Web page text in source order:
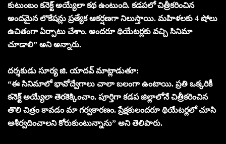
కుటుంబం కనెక్ట్ అయ్యేలా కథ ఉంటుంది. కడపలో చిత్రీకరించిన
అందమైన లొకేషన్లు ప్రత్యేక ఆకర్షణగా నిలుస్తాయి. మహిళలకు 4 షోలు
ఉచితంగా ఏర్పాటు చేశాం. అందరూ థియేటర్లకు వచ్చి సినిమా
చూడాలి” అని అన్నారు.
దర్శకుడు సూర్య జి. యాదవ్ మాట్లాడుతూ:
“ఈ సినిమాలో భావోద్వేగాలు చాలా బలంగా ఉంటాయి. ప్రతి ఒక్కరికీ
కనెక్ట్ అయ్యేలా తెరకెక్కించాం. పూర్తిగా కడప జిల్లాలోనే చిత్రీకరించిన
తొలి చిత్రం కావడం మా గర్వకారణం. ప్రేక్షకులందరూ థియేటర్లలో చూసి
ఆశీర్వదించాలని కోరుకుంటున్నాను” అని తెలిపారు.